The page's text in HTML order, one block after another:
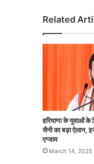
Related
हरियाणा के युवाओं के
सैनी का बड़ा ऐलान,
एग्जाम
March 14, 2025